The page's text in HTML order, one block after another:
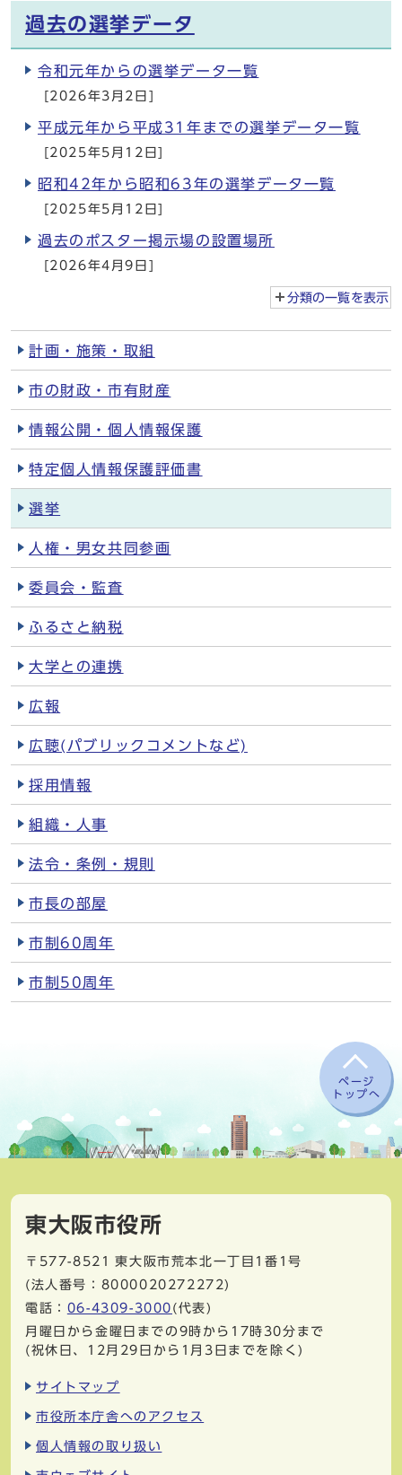
過去の選挙データ
令和元年からの選挙データ一覧
[2026年3月2日]
平成元年から平成31年までの選挙データ一覧
[2025年5月12日]
昭和42年から昭和63年の選挙データ一覧
[2025年5月12日]
過去のポスター掲示場の設置場所
[2026年4月9日]
分類の一覧を表示
計画・施策・取組
市の財政・市有財産
情報公開・個人情報保護
特定個人情報保護評価書
選挙
人権・男女共同参画
委員会・監査
ふるさと納税
大学との連携
広報
広聴(パブリックコメントなど)
採用情報
組織・人事
法令・条例・規則
市長の部屋
市制60周年
市制50周年
ページ
トップへ
東大阪市役所
〒577-8521
東大阪市荒本北一丁目1番1号
(法人番号：8000020272272)
電話： 06-4309-3000 (代表)
月曜日から金曜日までの9時から17時30分まで
(祝休日、12月29日から1月3日までを除く)
サイトマップ
市役所本庁舎へのアクセス
個人情報の取り扱い